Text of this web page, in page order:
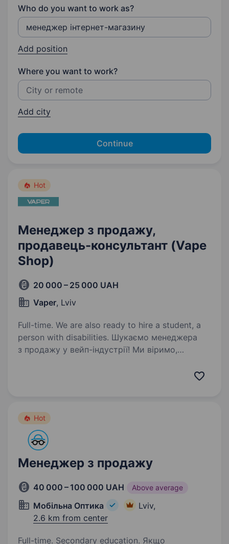
Who do you want to work as?
Add position
Where you want to work?
Add city
Continue
Hot
Менеджер з продажу,
продавець-консультант (Vape
Shop)
20 000 – 25 000 UAH
Vaper, Lviv
Full-time. We are also ready to hire a student, a
person with disabilities. Шукаємо менеджера
з продажу у вейп-індустрії! Ми віримо,
тому ми шукаємо людину, яка буде дарувати
Hot
Менеджер з продажу
40 000 – 100 000 UAH Above average
Мобільна Оптика
Lviv,
2.6 km from center
Full-time. Secondary education. Якщо